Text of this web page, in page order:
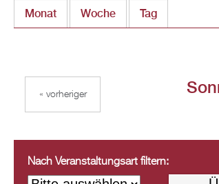
Monat Woche Tag(aktiver
« vorheriger
Nach Veranstaltungsart filtern: